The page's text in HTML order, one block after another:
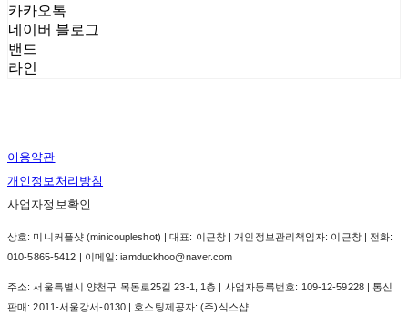
카카오톡
네이버 블로그
밴드
라인
이용약관
개인정보처리방침
사업자정보확인
상호: 미니커플샷 (minicoupleshot) | 대표: 이근창 | 개인정보관리책임자: 이근창 | 전화:
010-5865-5412 | 이메일: iamduckhoo@naver.com
주소: 서울특별시 양천구 목동로25길 23-1, 1층 | 사업자등록번호: 109-12-59228| 통신
판매:2011-서울강서-0130 | 호스팅제공자: (주)식스샵